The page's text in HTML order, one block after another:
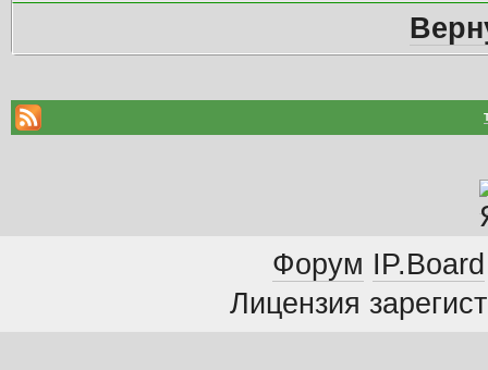
Форум IP.Board
Лицензия